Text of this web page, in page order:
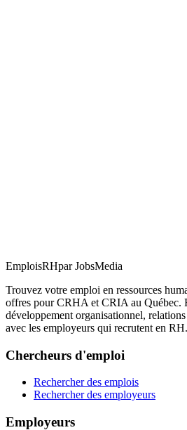
EmploisRHpar JobsMedia
Trouvez votre emploi en ressources
offres pour CRHA et CRIA au Québec.
développement organisationnel,
avec les employeurs qui recrutent en RH.
Chercheurs d'emploi
Rechercher des emplois
Rechercher des employeurs
Employeurs